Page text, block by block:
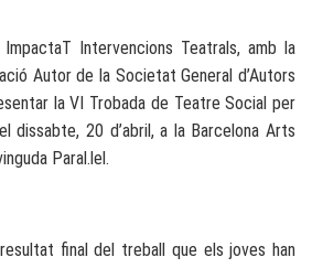
Intervencions Teatrals, amb la
Autor de la Societat General d’Autors
la VI Trobada de Teatre Social per
dissabte, 20 d’abril, a la Barcelona Arts
Paral.lel.
final del treball que els joves han